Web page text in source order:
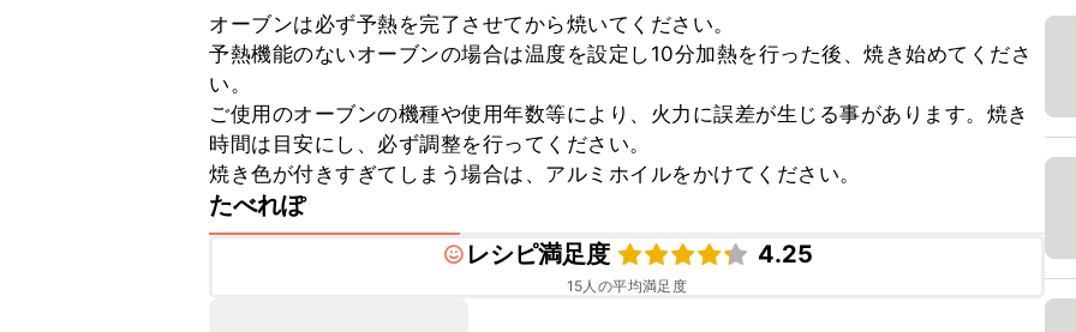
オーブンは必ず予熱を完了させてから焼いてください。
予熱機能のないオーブンの場合は温度を設定し10分加熱を行った後、焼き始めてくださ
い。
ご使用のオーブンの機種や使用年数等により、火力に誤差が生じる事があります。焼き
時間は目安にし、必ず調整を行ってください。
焼き色が付きすぎてしまう場合は、アルミホイルをかけてください。
たべれぽ
レシピ満足度
4.25
15人の平均満足度